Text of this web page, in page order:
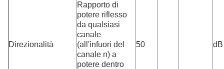
Direzionalità
Rapporto di
potere riflesso
da qualsiasi
canale
(all'infuori del
canale n) a
potere dentro
50 dB